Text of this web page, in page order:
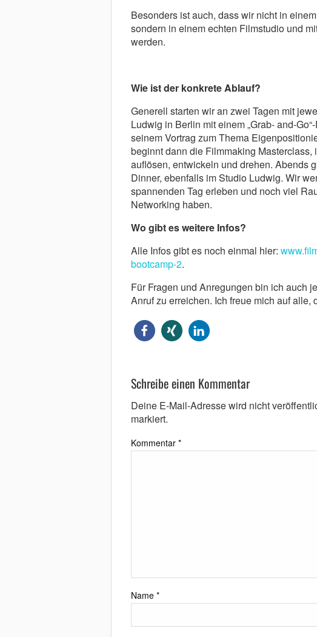
Besonders ist auch, dass wir nicht in
sondern in einem echten Filmstudio und
werden.
Wie ist der konkrete Ablauf?
Generell starten wir an zwei Tagen mit
Ludwig in Berlin mit einem „Grab- and-
seinem Vortrag zum Thema
beginnt dann die Filmmaking
auflösen, entwickeln und drehen. Abends
Dinner, ebenfalls im Studio Ludwig. Wir
spannenden Tag erleben und noch viel
Networking haben.
Wo gibt es weitere Infos?
Alle Infos gibt es noch einmal hier:
bootcamp-2.
Für Fragen und Anregungen bin ich auch
Anruf zu erreichen. Ich freue mich auf alle,
Schreibe einen Kommentar
Deine E-Mail-Adresse wird nicht
markiert.
Kommentar *
Name *